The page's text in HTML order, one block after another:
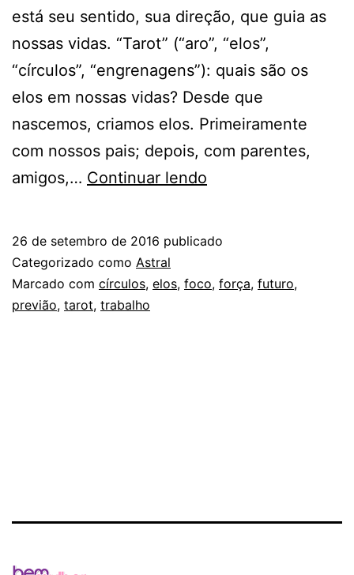
está seu sentido, sua direção, que guia as
nossas vidas. “Tarot” (“aro”, “elos”,
“círculos”, “engrenagens”): quais são os
elos em nossas vidas? Desde que
nascemos, criamos elos. Primeiramente
com nossos pais; depois, com parentes,
amigos,… Continuar lendo
26 de setembro de 2016 publicado
Categorizado como Astral
Marcado com círculos, elos, foco, força, futuro,
previão, tarot, trabalho